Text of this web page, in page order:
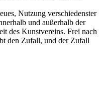
Nutzung verschiedenster
und außerhalb der
des Kunstvereins. Frei nach
den Zufall, und der Zufall